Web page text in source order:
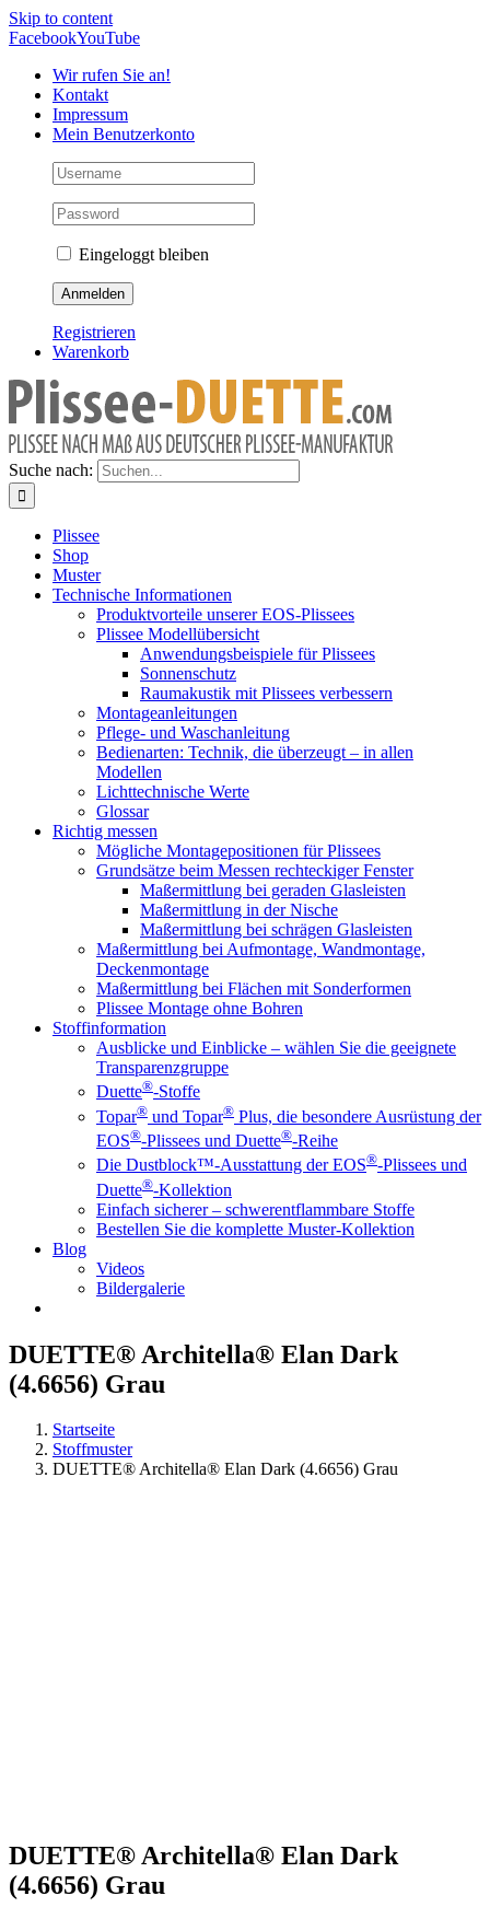
Skip to content
FacebookYouTube
Wir rufen Sie an!
Kontakt
Impressum
Mein Benutzerkonto
Eingeloggt bleiben
Registrieren
Warenkorb
Suche nach:
Plissee
Shop
Muster
Technische Informationen
Produktvorteile unserer EOS-Plissees
Plissee Modellübersicht
Anwendungsbeispiele für Plissees
Sonnenschutz
Raumakustik mit Plissees verbessern
Montageanleitungen
Pflege- und Waschanleitung
Bedienarten: Technik, die überzeugt – in allen
Modellen
Lichttechnische Werte
Glossar
Richtig messen
Mögliche Montagepositionen für Plissees
Grundsätze beim Messen rechteckiger Fenster
Maßermittlung bei geraden Glasleisten
Maßermittlung in der Nische
Maßermittlung bei schrägen Glasleisten
Maßermittlung bei Aufmontage, Wandmontage,
Deckenmontage
Maßermittlung bei Flächen mit Sonderformen
Plissee Montage ohne Bohren
Stoffinformation
Ausblicke und Einblicke – wählen Sie die geeignete
Transparenzgruppe
Duette®-Stoffe
Topar® und Topar® Plus, die besondere Ausrüstung der
EOS®-Plissees und Duette®-Reihe
Die Dustblock™-Ausstattung der EOS®-Plissees und
Duette®-Kollektion
Einfach sicherer – schwerentflammbare Stoffe
Bestellen Sie die komplette Muster-Kollektion
Blog
Videos
Bildergalerie
DUETTE® Architella® Elan Dark
(4.6656) Grau
Startseite
Stoffmuster
DUETTE® Architella® Elan Dark (4.6656) Grau
DUETTE® Architella® Elan Dark
(4.6656) Grau